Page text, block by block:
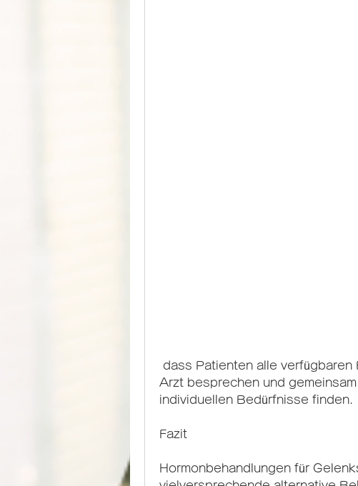
Arzt besprechen und
individuellen Bedürfnisse finden.
Fazit
Hormonbehandlungen für